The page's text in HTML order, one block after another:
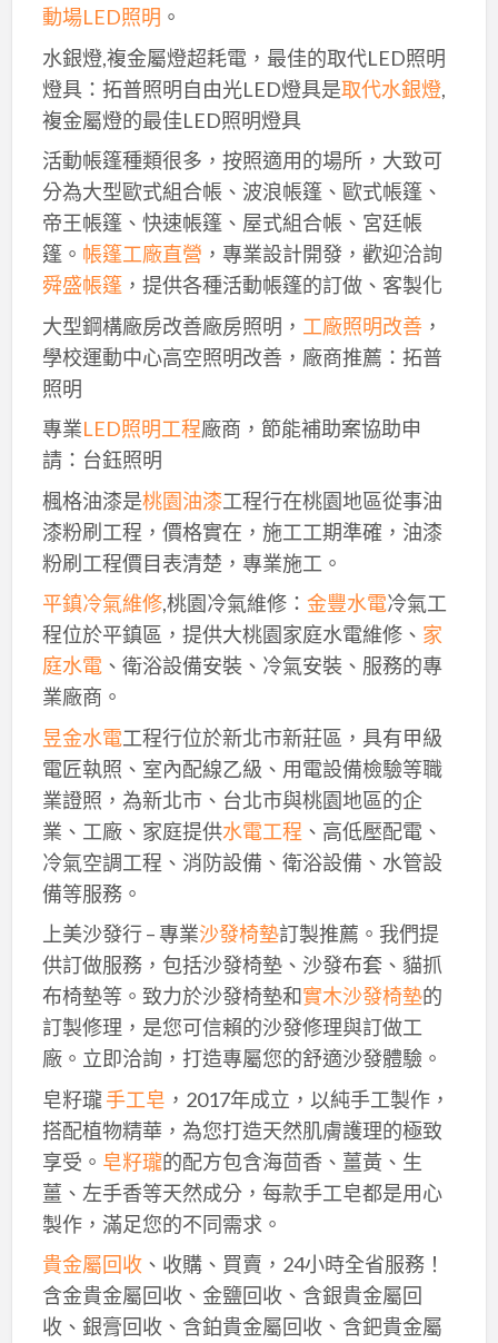
動場LED照明 。
水銀燈,複金屬燈超耗電，最佳的取代LED照明
燈具：拓普照明自由光LED燈具是取代水銀燈,
複金屬燈的最佳LED照明燈具
活動帳篷種類很多，按照適用的場所，大致可
分為大型歐式組合帳、波浪帳篷、歐式帳篷、
帝王帳篷、快速帳篷、屋式組合帳、宮廷帳
篷。 帳篷工廠直營 ，專業設計開發，歡迎洽詢
舜盛帳篷，提供各種活動帳篷的訂做、客製化
大型鋼構廠房改善廠房照明， 工廠照明改善，
學校運動中心高空照明改善，廠商推薦：拓普
照明
專業LED照明工程廠商，節能補助案協助申
請：台鈺照明
楓格油漆是桃園油漆工程行在桃園地區從事油
漆粉刷工程，價格實在，施工工期準確，油漆
粉刷工程價目表清楚，專業施工。
平鎮冷氣維修,桃園冷氣維修： 金豐水電冷氣工
程位於平鎮區，提供大桃園家庭水電維修、 家
庭水電、衛浴設備安裝、冷氣安裝、服務的專
業廠商。
昱金水電工程行位於新北市新莊區，具有甲級
電匠執照、室內配線乙級、用電設備檢驗等職
業證照，為新北市、台北市與桃園地區的企
業、工廠、家庭提供水電工程 、高低壓配電、
冷氣空調工程、消防設備、衛浴設備、水管設
備等服務。
上美沙發行 – 專業沙發椅墊訂製推薦。我們提
供訂做服務，包括沙發椅墊、沙發布套、貓抓
布椅墊等。致力於沙發椅墊和實木沙發椅墊的
訂製修理，是您可信賴的沙發修理與訂做工
廠。立即洽詢，打造專屬您的舒適沙發體驗。
皂籽瓏手工皂 ，2017年成立，以純手工製作，
搭配植物精華，為您打造天然肌膚護理的極致
享受。 皂籽瓏的配方包含海茴香、薑黃、生
薑、左手香等天然成分，每款手工皂都是用心
製作，滿足您的不同需求。
貴金屬回收、收購、買賣，24小時全省服務！
含金貴金屬回收、金鹽回收、含銀貴金屬回
收、銀膏回收、含鉑貴金屬回收、含鈀貴金屬